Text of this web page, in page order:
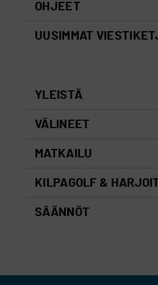
OHJEET
UUSIMMAT
YLEISTÄ
VÄLINEET
MATKAILU
KILPAGOLF &
SÄÄNNÖT